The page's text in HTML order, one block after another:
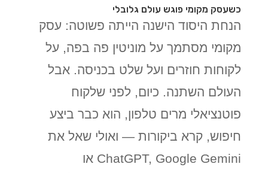
כשעסק מקומי פוגש עולם גלובלי
הנחת היסוד הישנה הייתה פשוטה: עסק
מקומי מסתמך על מוניטין פה בפה, על
לקוחות חוזרים ועל שלט בכניסה. אבל
העולם השתנה. כיום, לפני שלקוח
פוטנציאלי מרים טלפון, הוא כבר ביצע
חיפוש, קרא ביקורות — ואולי שאל את
ChatGPT, Google Gemini או